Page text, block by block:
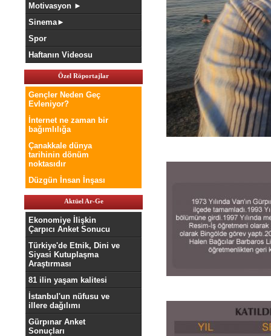
Motivasyon ►
Sinema►
Spor
Haftanın Videosu
Özel Röportajlar
Gençler Neden Geç
Evleniyor?
İnternet ne zaman bir
bağımlılığa
Çanakkale dünya
tarihinin dönüm
noktasıdır
Düzgün İnsan İnşası
Aktüel Ar-Ge
Ekonomiye İlişkin
Çarpıcı Anket Sonucu
Türkiye'de Etnik, Dini ve
Siyasi Kutuplaşma
Araştırması
81 ilin yaşam kalitesi
İstanbul'un nüfusu ve
illere dağılımı
Gürpınar Anket
Sonuçları